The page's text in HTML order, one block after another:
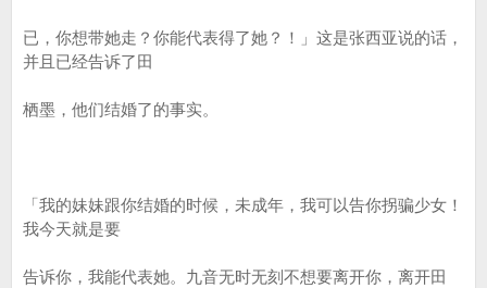
已，你想带她走？你能代表得了她？！」这是张西亚说的话，
并且已经告诉了田
栖墨，他们结婚了的事实。
「我的妹妹跟你结婚的时候，未成年，我可以告你拐骗少女！
我今天就是要
告诉你，我能代表她。九音无时无刻不想要离开你，离开田